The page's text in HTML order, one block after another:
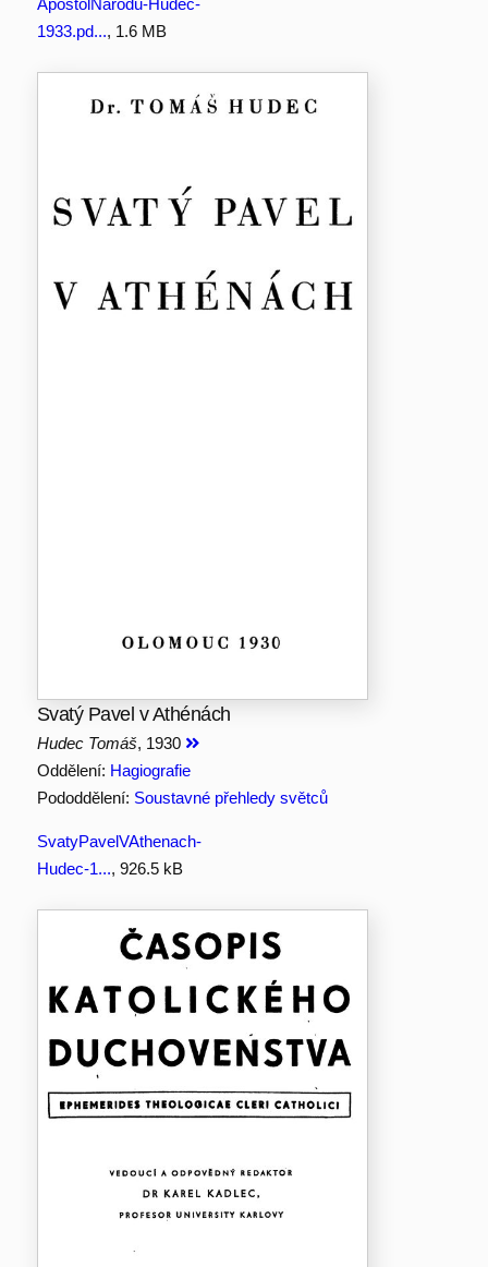
ApostolNarodu-Hudec-
1933.pd..., 1.6 MB
Svatý Pavel v Athénách
Hudec Tomáš, 1930
Oddělení: Hagiografie
Pododdělení: Soustavné přehledy světců
SvatyPavelVAthenach-
Hudec-1..., 926.5 kB